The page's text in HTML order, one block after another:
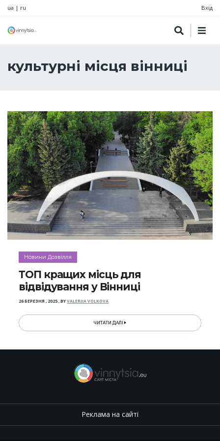
ua | ru Вхід
культурні місця вінниці
Новини Дозвілля
ТОП кращих місць для
відвідування у Вінниці
26 БЕРЕЗНЯ , 2025,BYVALERIIA VOLKOVA
ЧИТАТИ ДАЛІ
Реклама на сайті